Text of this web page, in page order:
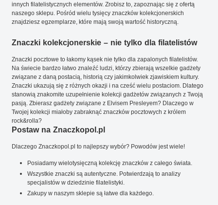
innych filatelistycznych elementów. Zrobisz to, zapoznając się z ofertą
naszego sklepu. Pośród wielu tysięcy znaczków kolekcjonerskich
znajdziesz egzemplarze, które mają swoją wartość historyczną.
Znaczki kolekcjonerskie – nie tylko dla filatelistów
Znaczki pocztowe to łakomy kąsek nie tylko dla zapalonych filatelistów.
Na świecie bardzo łatwo znaleźć ludzi, którzy zbierają wszelkie gadżety
związane z daną postacią, historią czy jakimkolwiek zjawiskiem kultury.
Znaczki ukazują się z różnych okazji i na cześć wielu postaciom. Dlatego
stanowią znakomite uzupełnienie kolekcji gadżetów związanych z Twoją
pasją. Zbierasz gadżety związane z Elvisem Presleyem? Dlaczego w
Twojej kolekcji miałoby zabraknąć znaczków pocztowych z królem
rock&rolla?
Postaw na Znaczkopol.pl
Dlaczego Znaczkopol.pl to najlepszy wybór? Powodów jest wiele!
Posiadamy wielotysięczną kolekcję znaczków z całego świata.
Wszystkie znaczki są autentyczne. Potwierdzają to analizy
specjalistów w dziedzinie filatelistyki.
Zakupy w naszym sklepie są łatwe dla każdego.